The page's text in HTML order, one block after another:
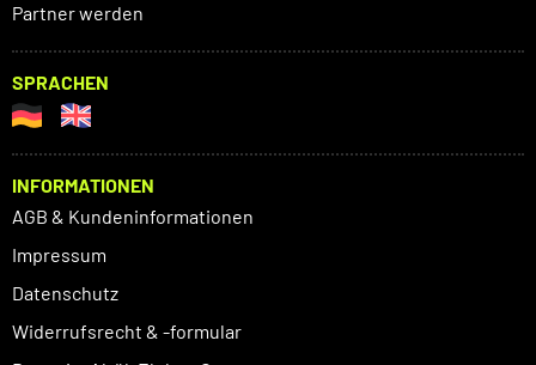
Partner werden
SPRACHEN
INFORMATIONEN
AGB & Kundeninformationen
Impressum
Datenschutz
Widerrufsrecht & -formular